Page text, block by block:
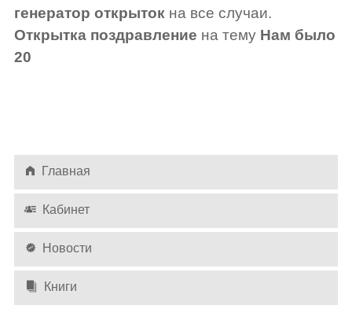
генератор открытокна все случаи.
Открытка поздравление на тему Нам было
20
Главная
Кабинет
Новости
Книги